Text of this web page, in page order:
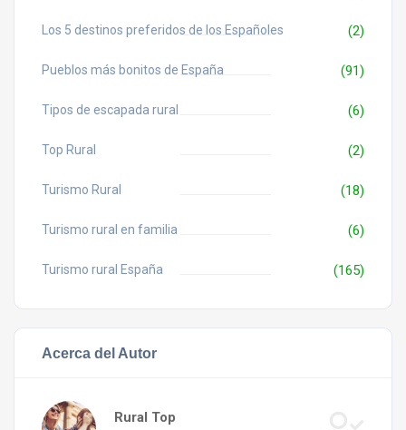
Los 5 destinos preferidos de los Españoles (2)
Pueblos más bonitos de España (91)
Tipos de escapada rural (6)
Top Rural (2)
Turismo Rural (18)
Turismo rural en familia (6)
Turismo rural España (165)
Acerca del Autor
Rural Top